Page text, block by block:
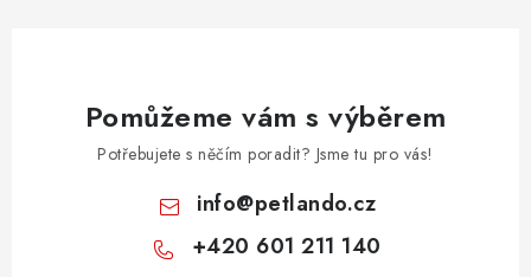
Pomůžeme vám s výběrem
Potřebujete s něčím poradit? Jsme tu pro vás!
info@petlando.cz
+420 601 211 140